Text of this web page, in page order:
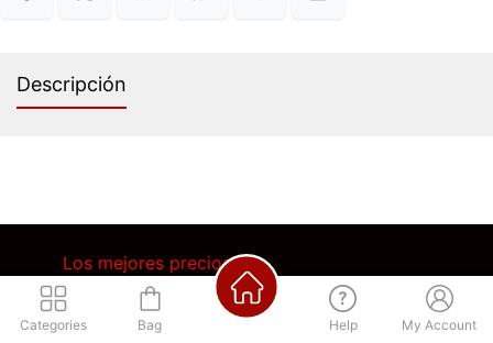
Descripción
Categories Bag Help My Account
Los mejores precios
Regístrate para acceder
Métodos de pago